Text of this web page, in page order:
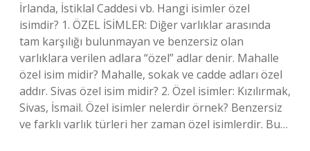
İrlanda, İstiklal Caddesi vb. Hangi isimler özel
isimdir? 1. ÖZEL İSİMLER: Diğer varlıklar arasında
tam karşılığı bulunmayan ve benzersiz olan
varlıklara verilen adlara “özel” adlar denir. Mahalle
özel isim midir? Mahalle, sokak ve cadde adları özel
addır. Sivas özel isim midir? 2. Özel isimler: Kızılırmak,
Sivas, İsmail. Özel isimler nelerdir örnek? Benzersiz
ve farklı varlık türleri her zaman özel isimlerdir. Bu…